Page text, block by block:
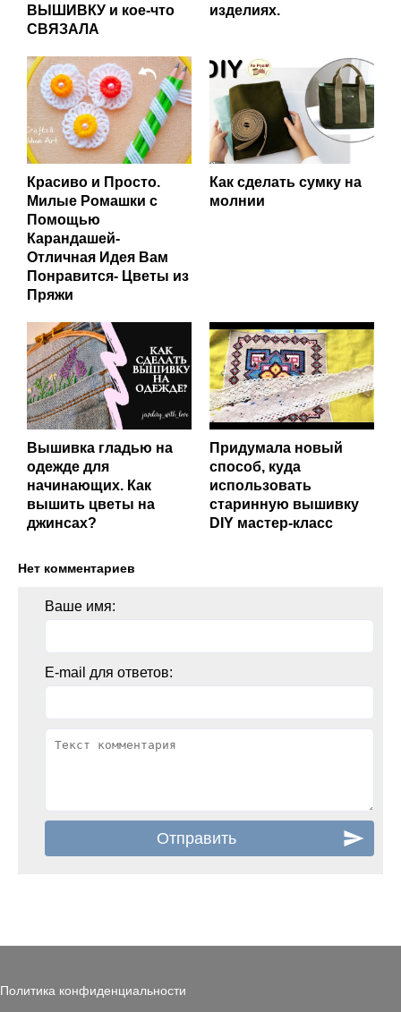
ВЫШИВКУ и кое-что
СВЯЗАЛА
изделиях.
Красиво и Просто.
Милые Ромашки с
Помощью
Карандашей-
Отличная Идея Вам
Понравится- Цветы из
Пряжи
Как сделать сумку на
молнии
Вышивка гладью на
одежде для
начинающих. Как
вышить цветы на
джинсах?
Придумала новый
способ, куда
использовать
старинную вышивку
DIY мастер-класс
Нет комментариев
Ваше имя:
E-mail для ответов:
Политика конфиденциальности